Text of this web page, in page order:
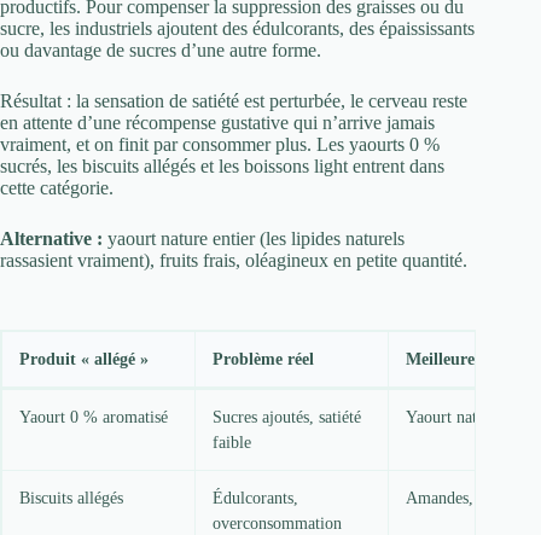
productifs. Pour compenser la suppression des graisses ou du
sucre, les industriels ajoutent des édulcorants, des épaississants
ou davantage de sucres d’une autre forme.
Résultat : la sensation de satiété est perturbée, le cerveau reste
en attente d’une récompense gustative qui n’arrive jamais
vraiment, et on finit par consommer plus. Les yaourts 0 %
sucrés, les biscuits allégés et les boissons light entrent dans
cette catégorie.
Alternative : yaourt nature entier (les lipides naturels
rassasient vraiment), fruits frais, oléagineux en petite quantité.
Produit « allégé » Problème réel Meilleure option
Yaourt 0 % aromatisé
Sucres ajoutés, satiété
faible
Yaourt nature entier
Biscuits allégés
Édulcorants,
overconsommation
Amandes, noix